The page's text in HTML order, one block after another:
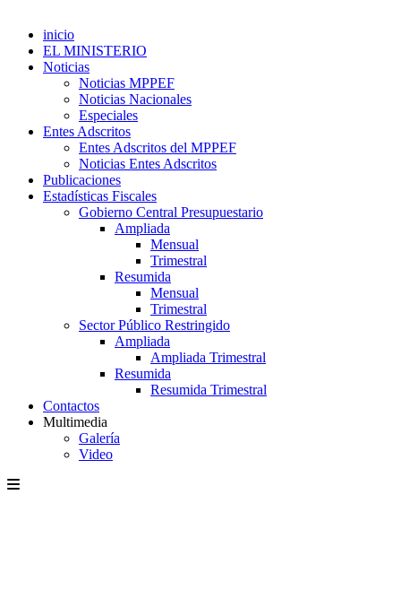
inicio
EL MINISTERIO
Noticias
Noticias MPPEF
Noticias Nacionales
Especiales
Entes Adscritos
Entes Adscritos del MPPEF
Noticias Entes Adscritos
Publicaciones
Estadísticas Fiscales
Gobierno Central Presupuestario
Ampliada
Mensual
Trimestral
Resumida
Mensual
Trimestral
Sector Público Restringido
Ampliada
Ampliada Trimestral
Resumida
Resumida Trimestral
Contactos
Multimedia
Galería
Video